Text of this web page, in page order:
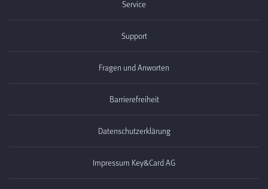
Service
Support
Fragen und Anworten
Barrierefreiheit
Datenschutzerklärung
Impressum Key&Card AG